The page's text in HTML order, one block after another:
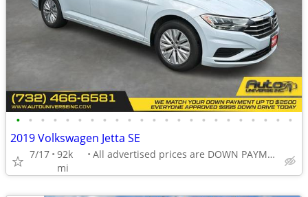
• • • • • • • • • • • • • • • • • • • • • • •
2019 Volkswagen Jetta SE
7/17 92k
mi
All advertised prices are DOWN PAYMENTS